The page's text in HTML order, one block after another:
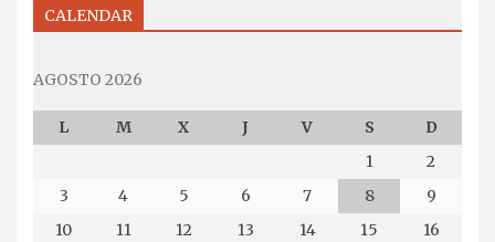
CALENDAR
AGOSTO 2026
L M X J V S
D
1
2
3
4 5 6 7 8
9
10
11 12 13 14 15
16